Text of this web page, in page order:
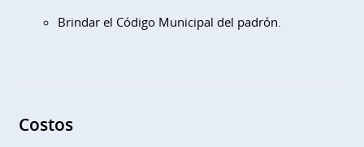
Brindar el Código Municipal del padrón.
Costos